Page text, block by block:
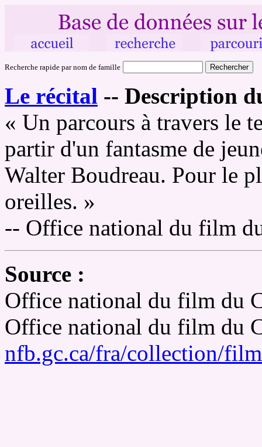
Recherche rapide par nom de famille
Le récital -- Description
« Un parcours à travers le
partir d'un fantasme de
Walter Boudreau. Pour le
oreilles. »
-- Office national du film
Source :
Office national du film du
Office national du film du
nfb.gc.ca/fra/collection/